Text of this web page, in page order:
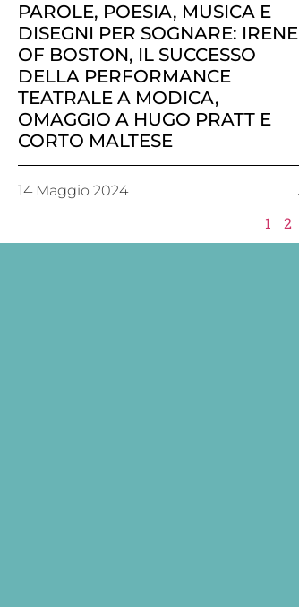
PAROLE, POESIA, MUSICA E
DISEGNI PER SOGNARE: IRENE
OF BOSTON, IL SUCCESSO
DELLA PERFORMANCE
TEATRALE A MODICA,
OMAGGIO A HUGO PRATT E
CORTO MALTESE
14 Maggio 2024
1 2